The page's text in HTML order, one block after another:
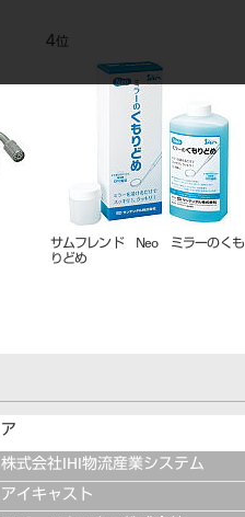
4位
サムフレンド Neo ミラーのくも
りどめ
ア
株式会社IHI物流産業システム
アイキャスト